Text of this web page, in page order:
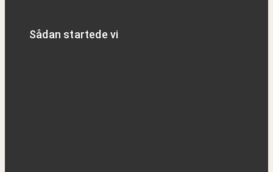
Sådan startede vi